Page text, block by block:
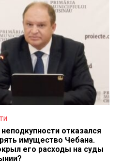
отказался
имущество Чебана.
его расходы на суды